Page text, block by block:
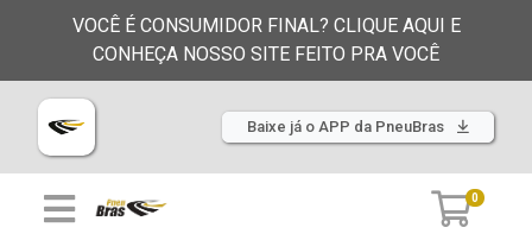
VOCÊ É CONSUMIDOR FINAL? CLIQUE AQUI E
CONHEÇA NOSSO SITE FEITO PRA VOCÊ
Baixe já o APP da PneuBras
0